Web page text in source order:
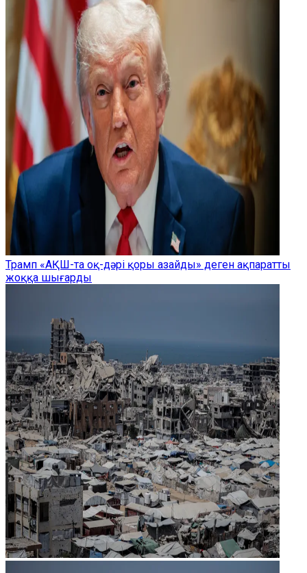
Трамп «АҚШ-та оқ-дәрі қоры азайды» деген ақпаратты
жоққа шығарды